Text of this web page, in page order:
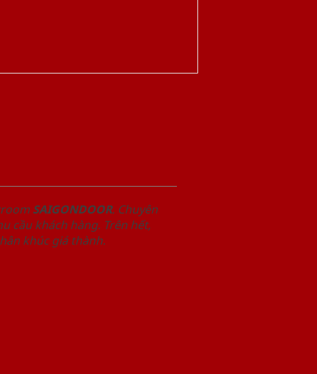
SAIGONDOOR. Chuyên
cầu khách hàng. Trên hết,
khúc giá thành.